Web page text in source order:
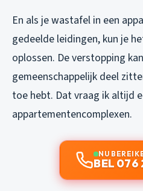
En als je wastafel in een
gedeelde leidingen, kun je
oplossen. De verstopping
gemeenschappelijk deel
toe hebt. Dat vraag ik altijd
appartementencomplexen.
NU
BEL 076